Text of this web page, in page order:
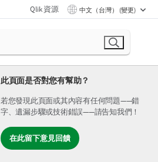
Qlik 資源 中文（台灣） (變更)
此頁面是否對您有幫助？
若您發現此頁面或其內容有任何問題——錯
字、遺漏步驟或技術錯誤——請告知我們！
在此留下意見回饋